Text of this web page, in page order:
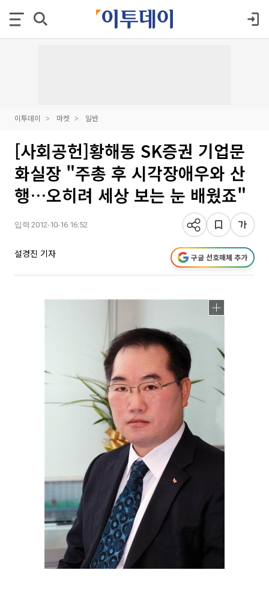
이투데이 마켓 일반
[사회공헌]황해동 SK증권 기업문
화실장 "주총 후 시각장애우와 산
행…오히려 세상 보는 눈 배웠죠"
입력 2012-10-16 16:52
설경진 기자 구글 선호매체 추가